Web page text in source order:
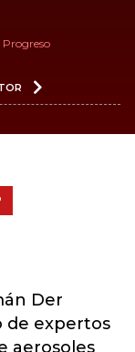
Der
de expertos
aerosoles